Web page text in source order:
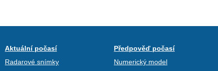
Aktuální počasí
Radarové snímky
Předpověď počasí
Numerický model